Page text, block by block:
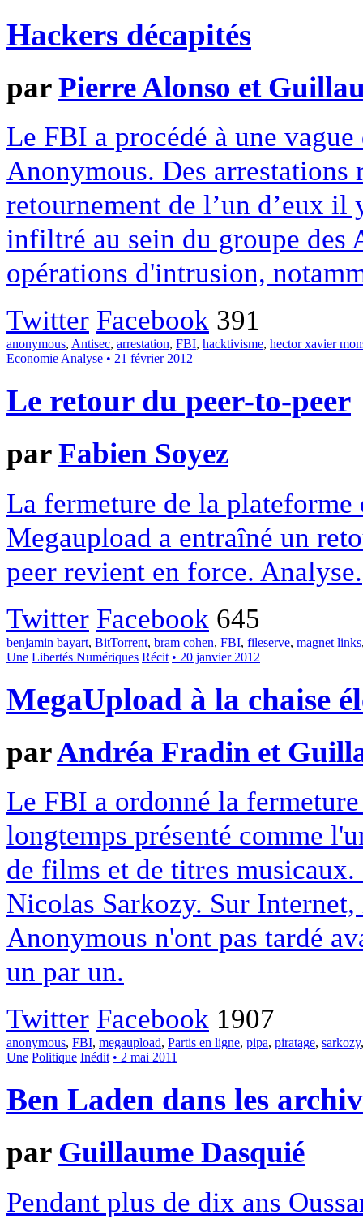
Hackers décapités
parPierre Alonso et
Le FBI a procédé à une
Anonymous. Des arrestations
retournement de l’un d’eux
infiltré au sein du groupe des
opérations d'intrusion,
Twitter Facebook 391
anonymous, Antisec, arrestation, FBI, hacktivisme, hector xavier
EconomieAnalyse • 21 février 2012
Le retour du peer-to-peer
parFabien Soyez
La fermeture de la
Megaupload a entraîné un
peer revient en force. Analyse.
Twitter Facebook 645
benjamin bayart, BitTorrent, bram cohen, FBI, fileserve, magnet links
Une Libertés Numériques Récit • 20 janvier 2012
MegaUpload à la chaise
parAndréa Fradin et
Le FBI a ordonné la
longtemps présenté comme
de films et de titres
Nicolas Sarkozy. Sur
Anonymous n'ont pas tardé
un par un.
Twitter Facebook 1907
anonymous, FBI, megaupload, Partis en ligne, pipa, piratage, sarkozy
Une Politique Inédit • 2 mai 2011
Ben Laden dans les
par Guillaume Dasquié
Pendant plus de dix ans